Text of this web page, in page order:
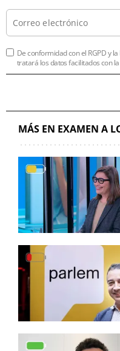
De conformidad con el RGPD y la
tratará los datos facilitados con
MÁS EN EXAMEN A